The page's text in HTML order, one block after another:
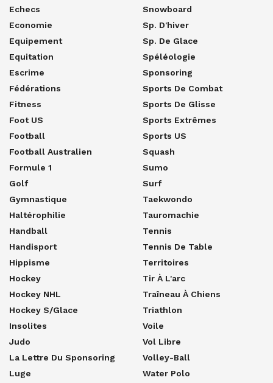
Echecs
Economie
Equipement
Equitation
Escrime
Fédérations
Fitness
Foot US
Football
Football Australien
Formule 1
Golf
Gymnastique
Haltérophilie
Handball
Handisport
Hippisme
Hockey
Hockey NHL
Hockey S/glace
Insolites
Judo
La Lettre Du Sponsoring
Luge
Snowboard
Sp. D'hiver
Sp. De Glace
Spéléologie
Sponsoring
Sports De Combat
Sports De Glisse
Sports Extrêmes
Sports US
Squash
Sumo
Surf
Taekwondo
Tauromachie
Tennis
Tennis De Table
Territoires
Tir À L'arc
Traîneau À Chiens
Triathlon
Voile
Vol Libre
Volley-Ball
Water Polo